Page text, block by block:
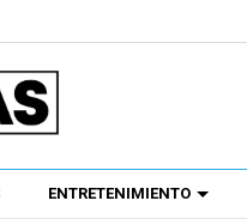
ENTRETENIMIENTO